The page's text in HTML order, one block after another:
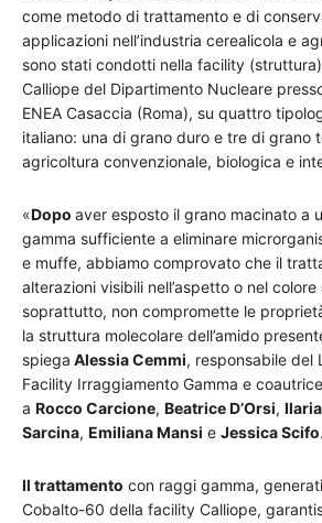
come metodo di trattamento e di
applicazioni nell’industria cerealicola e
sono stati condotti nella facility
Calliope del Dipartimento Nucleare
ENEA Casaccia (Roma), su quattro
italiano: una di grano duro e tre di grano
agricoltura convenzionale, biologica e
«Dopo aver esposto il grano macinato a
gamma sufficiente a eliminare
e muffe, abbiamo comprovato che il
alterazioni visibili nell’aspetto o nel
soprattutto, non compromette le
la struttura molecolare dell’amido
spiega Alessia Cemmi, responsabile del
Facility Irraggiamento Gamma e
a Rocco Carcione, Beatrice D’Orsi,
Sarcina, Emiliana Mansi e Jessica Scifo.
Il trattamento con raggi gamma,
Cobalto-60 della facility Calliope,